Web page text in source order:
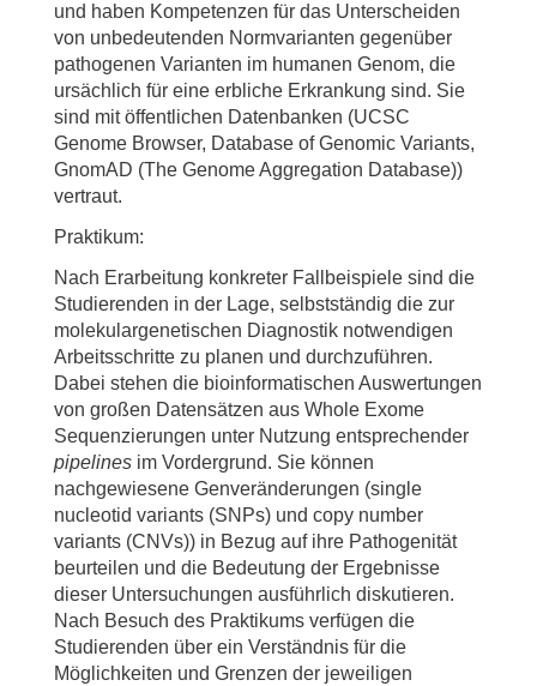
und haben Kompetenzen für das Unterscheiden
von unbedeutenden Normvarianten gegenüber
pathogenen Varianten im humanen Genom, die
ursächlich für eine erbliche Erkrankung sind. Sie
sind mit öffentlichen Datenbanken (UCSC
Genome Browser, Database of Genomic Variants,
GnomAD (The Genome Aggregation Database))
vertraut.
Praktikum:
Nach Erarbeitung konkreter Fallbeispiele sind die
Studierenden in der Lage, selbstständig die zur
molekulargenetischen Diagnostik notwendigen
Arbeitsschritte zu planen und durchzuführen.
Dabei stehen die bioinformatischen Auswertungen
von großen Datensätzen aus Whole Exome
Sequenzierungen unter Nutzung entsprechender
pipelines im Vordergrund. Sie können
nachgewiesene Genveränderungen (single
nucleotid variants (SNPs) und copy number
variants (CNVs)) in Bezug auf ihre Pathogenität
beurteilen und die Bedeutung der Ergebnisse
dieser Untersuchungen ausführlich diskutieren.
Nach Besuch des Praktikums verfügen die
Studierenden über ein Verständnis für die
Möglichkeiten und Grenzen der jeweiligen